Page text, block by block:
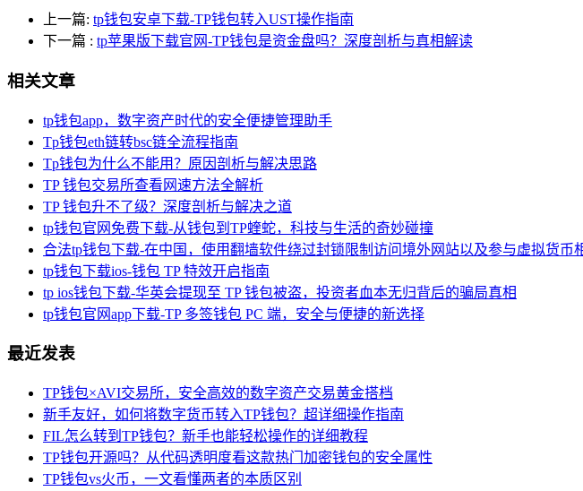
上一篇: tp钱包安卓下载-TP钱包转入UST操作指南
下一篇 : tp苹果版下载官网-TP钱包是资金盘吗？深度剖析与真相解读
相关文章
tp钱包app，数字资产时代的安全便捷管理助手
Tp钱包eth链转bsc链全流程指南
Tp钱包为什么不能用？原因剖析与解决思路
TP 钱包交易所查看网速方法全解析
TP 钱包升不了级？深度剖析与解决之道
tp钱包官网免费下载-从钱包到TP蝰蛇，科技与生活的奇妙碰撞
合法tp钱包下载-在中国，使用翻墙软件绕过封锁限制访问境外网站以及参与虚拟货
tp钱包下载ios-钱包 TP 特效开启指南
tp ios钱包下载-华英会提现至 TP 钱包被盗，投资者血本无归背后的骗局真相
tp钱包官网app下载-TP 多签钱包 PC 端，安全与便捷的新选择
最近发表
TP钱包×AVI交易所，安全高效的数字资产交易黄金搭档
新手友好，如何将数字货币转入TP钱包？超详细操作指南
FIL怎么转到TP钱包？新手也能轻松操作的详细教程
TP钱包开源吗？从代码透明度看这款热门加密钱包的安全属性
TP钱包vs火币，一文看懂两者的本质区别